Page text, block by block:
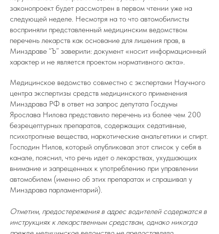
законопроект будет рассмотрен в первом чтении уже на
следующей неделе. Несмотря на то что автомобилисты
восприняли представленный медицинским ведомством
перечень лекарств как основание для лишения прав, в
Минздраве “Ъ” заверили: документ «носит информационный
характер и не является проектом нормативного акта».
Медицинское ведомство совместно с экспертами Научного
центра экспертизы средств медицинского применения
Минздрава РФ в ответ на запрос депутата Госдумы
Ярослава Нилова представило перечень из более чем 200
безрецептурных препаратов, содержащих седативные,
психотропные вещества, наркотические анальгетики и спирт.
Господин Нилов, который опубликовал этот список у себя в
канале, пояснил, что речь идет о лекарствах, ухудшающих
внимание и запрещенных к употреблению при управлении
автомобилем (именно об этих препаратах и спрашивал у
Минздрава парламентарий).
Отметим, предостережения в адрес водителей содержатся в
инструкциях к лекарственным средствам, однако никогда